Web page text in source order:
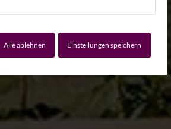
Alle ablehnen Einstellungen speichern